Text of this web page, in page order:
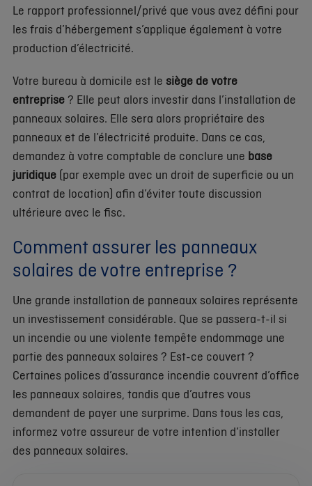
Le rapport professionnel/privé que vous avez défini pour
les frais d’hébergement s’applique également à votre
production d’électricité.
Votre bureau à domicile est le siège de votre
entreprise ? Elle peut alors investir dans l’installation de
panneaux solaires. Elle sera alors propriétaire des
panneaux et de l’électricité produite. Dans ce cas,
demandez à votre comptable de conclure une base
juridique (par exemple avec un droit de superficie ou un
contrat de location) afin d’éviter toute discussion
ultérieure avec le fisc.
Comment assurer les panneaux
solaires de votre entreprise ?
Une grande installation de panneaux solaires représente
un investissement considérable. Que se passera-t-il si
un incendie ou une violente tempête endommage une
partie des panneaux solaires ? Est-ce couvert ?
Certaines polices d’assurance incendie couvrent d’office
les panneaux solaires, tandis que d’autres vous
demandent de payer une surprime. Dans tous les cas,
informez votre assureur de votre intention d’installer
des panneaux solaires.